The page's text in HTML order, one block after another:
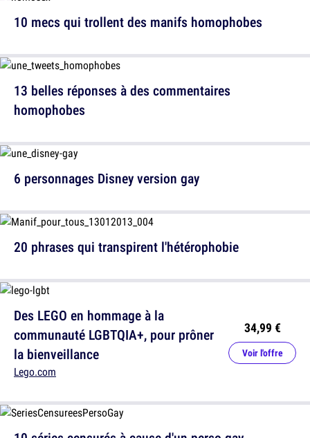
10 mecs qui trollent des manifs homophobes
6 personnages Disney version gay
Des LEGO en hommage à la
communauté LGBTQIA+, pour prôner
la bienveillance
Lego.com
34,99 €
Voir l'offre
13 belles réponses à des commentaires
homophobes
20 phrases qui transpirent l'hétérophobie